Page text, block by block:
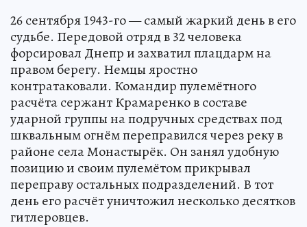
26 сентября 1943-го — самый жаркий день в его
судьбе. Передовой отряд в 32 человека
форсировал Днепр и захватил плацдарм на
правом берегу. Немцы яростно
контратаковали. Командир пулемётного
расчёта сержант Крамаренко в составе
ударной группы на подручных средствах под
шквальным огнём переправился через реку в
районе села Монастырёк. Он занял удобную
позицию и своим пулемётом прикрывал
переправу остальных подразделений. В тот
день его расчёт уничтожил несколько десятков
гитлеровцев.